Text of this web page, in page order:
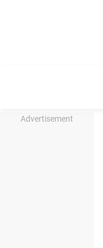
Advertisement